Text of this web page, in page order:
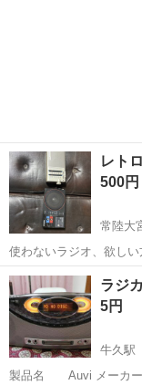
レト
500円
常陸大
使わないラジオ、欲しい
作は未確認のため一応
茨城 常陸大宮市
ラジ
5円
牛久駅
製品名 Auvi メーカー SHARP 型番